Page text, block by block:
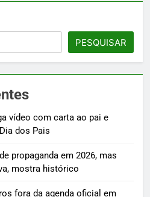
PESQUISAR
vídeo com carta ao pai e
dos Pais
propaganda em 2026, mas
mostra histórico
fora da agenda oficial em